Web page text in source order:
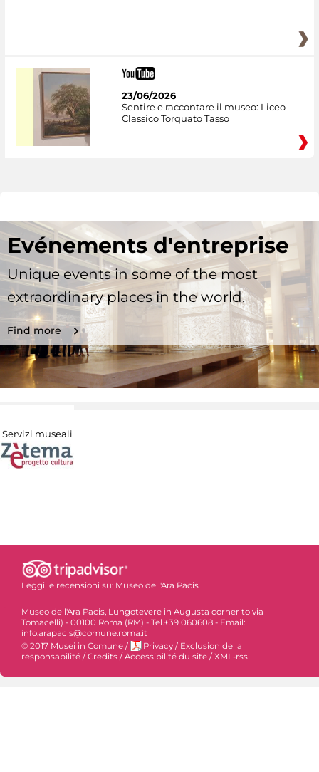
23/06/2026
Sentire e raccontare il museo: Liceo
Classico Torquato Tasso
Evénements d'entreprise
Unique events in some of the most
extraordinary places in the world.
Find more
Servizi museali
Leggi le recensioni su: Museo dell'Ara Pacis
Museo dell'Ara Pacis, Lungotevere in Augusta corner to via
Tomacelli) - 00100 Roma (RM) - Tel.+39 060608 - Email:
info.arapacis@comune.roma.it
© 2017 Musei in Comune / Privacy / Exclusion de la
responsabilité /Credits /Accessibilité du site /XML-rss